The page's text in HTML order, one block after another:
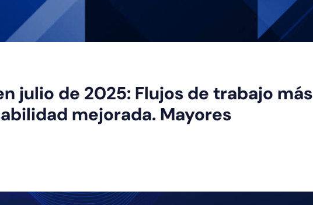
julio de 2025: Flujos de trabajo más
mejorada. Mayores